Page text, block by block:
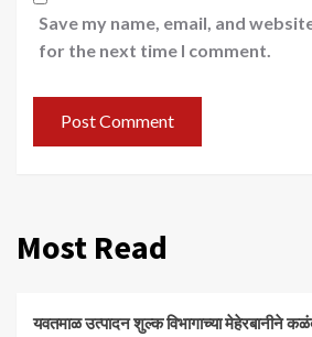
Save my name, email, and
for the next time I comment.
Most Read
यवतमाळ उत्पादन शुल्क विभागाच्या मेहेरबानीने